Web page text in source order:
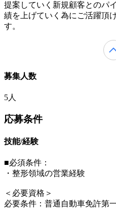
提案していく新規顧客とのパ
績を上げていく為にご活躍頂
す。
募集人数
5人
応募条件
技能/経験
■必須条件：
・整形領域の営業経験
＜必要資格＞
必要条件：普通自動車免許第